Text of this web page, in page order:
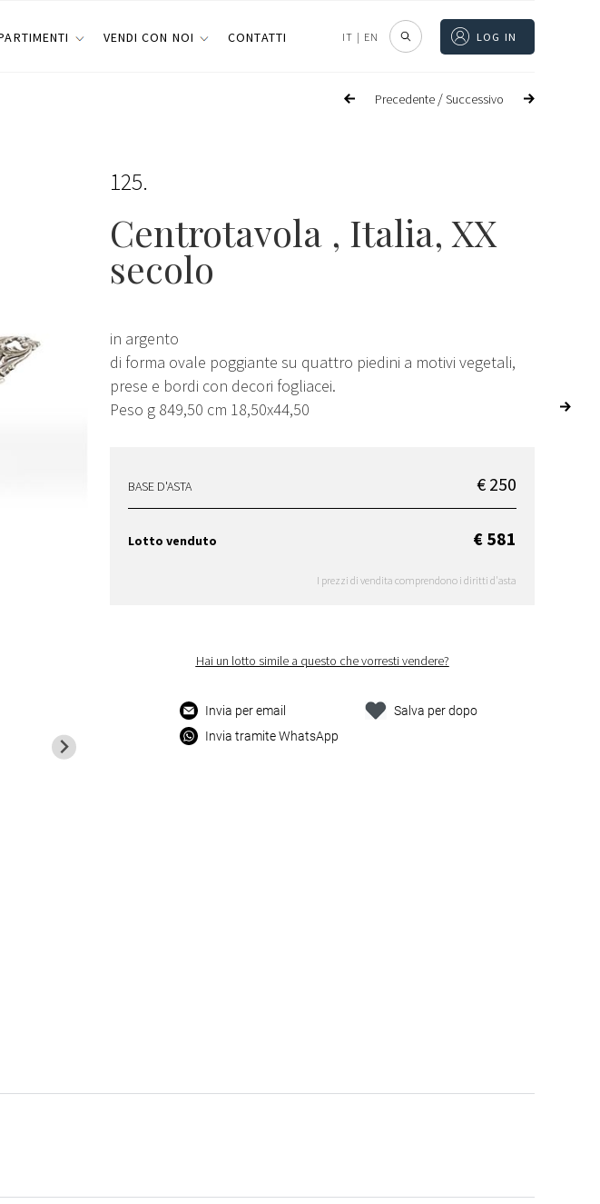
VENDI CON NOI CONTATTI IT | EN LOG IN
Precedente /Successivo
125
Centrotavola , Italia, XX
secolo
in argento
di forma ovale poggiante su quattro piedini a motivi vegetali,
prese e bordi con decori fogliacei.
Peso g 849,50 cm 18,50x44,50
BASE D'ASTA € 250
Lotto venduto € 581
I prezzi di vendita comprendono i diritti d'asta
Hai un lotto simile a questo che vorresti vendere?
Invia per email
Invia tramite WhatsApp
Salva per dopo